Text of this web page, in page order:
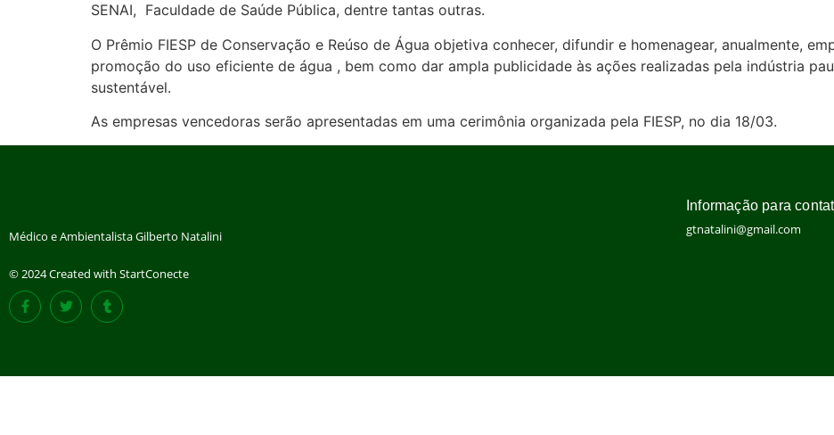
SENAI, Faculdade de Saúde Pública, dentre tantas outras.
O Prêmio FIESP de Conservação e Reúso de Água objetiva conhecer, difundir e homenagear, anualmente,
promoção do uso eficiente de água , bem como dar ampla publicidade às ações realizadas pela indústria
sustentável.
As empresas vencedoras serão apresentadas em uma cerimônia organizada pela FIESP, no dia 18/03.
Médico e Ambientalista Gilberto Natalini
© 2024 Created with StartConecte
Informação para
gtnatalini@gmail.com